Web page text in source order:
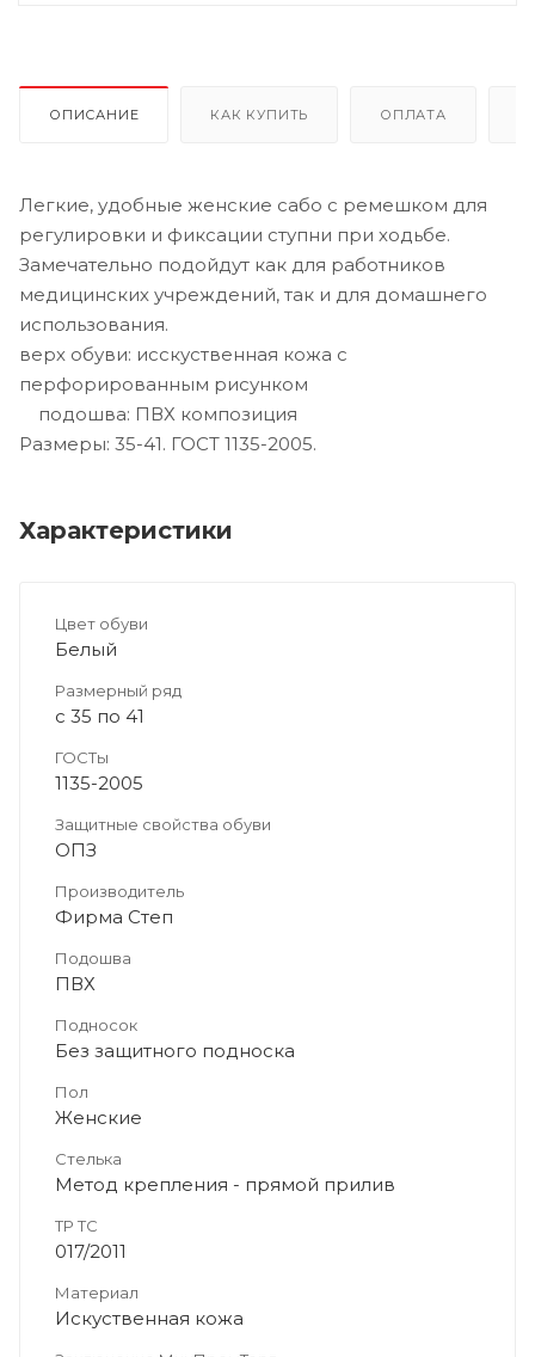
ОПИСАНИЕ КАК КУПИТЬ ОПЛАТА
Легкие, удобные женские сабо с ремешком для
регулировки и фиксации ступни при ходьбе.
Замечательно подойдут как для работников
медицинских учреждений, так и для домашнего
использования.
верх обуви: исскуственная кожа с
перфорированным рисунком
подошва: ПВХ композиция
Размеры: 35-41. ГОСТ 1135-2005.
Характеристики
Цвет обуви
Белый
Размерный ряд
с 35 по 41
ГОСТы
1135-2005
Защитные свойства обуви
ОПЗ
Производитель
Фирма Степ
Подошва
ПВХ
Подносок
Без защитного подноска
Пол
Женские
Стелька
Метод крепления - прямой прилив
ТР ТС
017/2011
Материал
Искуственная кожа